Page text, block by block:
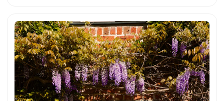
unsplash.com runterladen. Hier geht es zum Foto